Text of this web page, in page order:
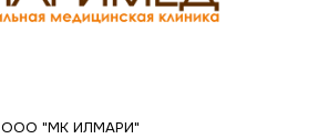
ООО "МК ИЛМАРИ"